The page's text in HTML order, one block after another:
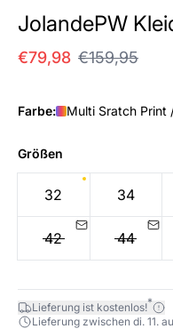
JolandePW
€79,98 €159,95
Farbe: Multi Sratch Print
Größen
32 34
42 44
Lieferung ist kostenlos!*
Lieferung zwischen di. 11.